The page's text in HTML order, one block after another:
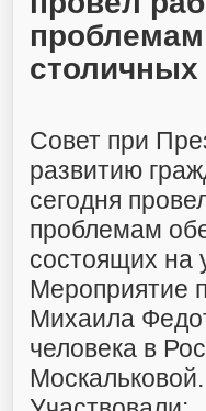
столичных
Совет при
развитию
сегодня
проблемам
состоящих на
Мероприятие
Михаила
человека в
Москальковой.